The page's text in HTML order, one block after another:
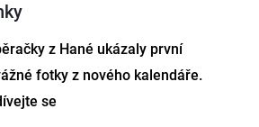
z Hané ukázaly první
fotky z nového kalendáře.
se